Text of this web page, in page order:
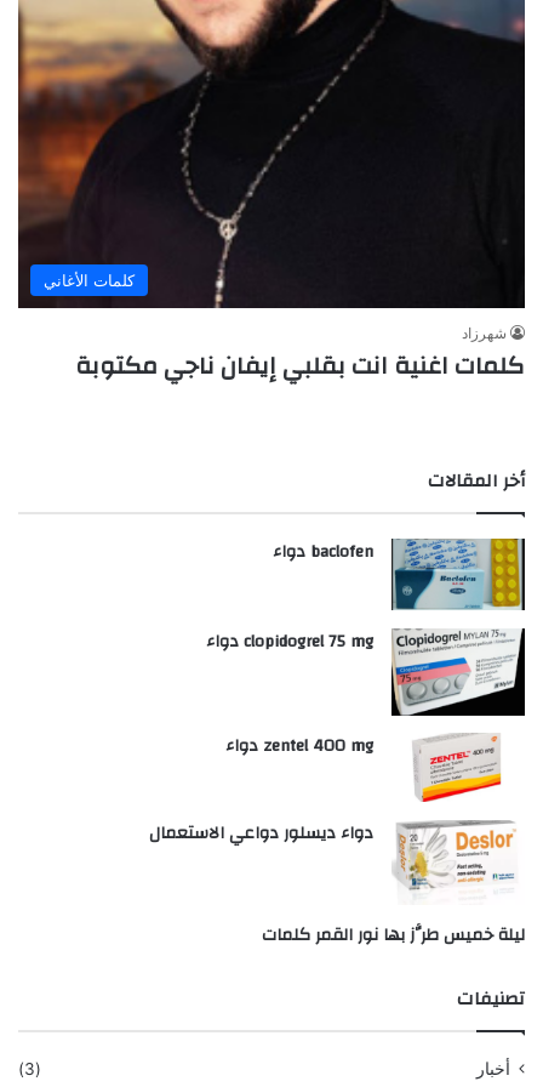
كلمات الأغاني
شهرزاد
كلمات اغنية انت بقلبي إيفان ناجي مكتوبة
أخر المقالات
baclofen دواء
clopidogrel 75 mg دواء
zentel 400 mg دواء
دواء ديسلور دواعي الاستعمال
ليلة خميس طرَّز بها نور القمر كلمات
تصنيفات
أخبار (3)